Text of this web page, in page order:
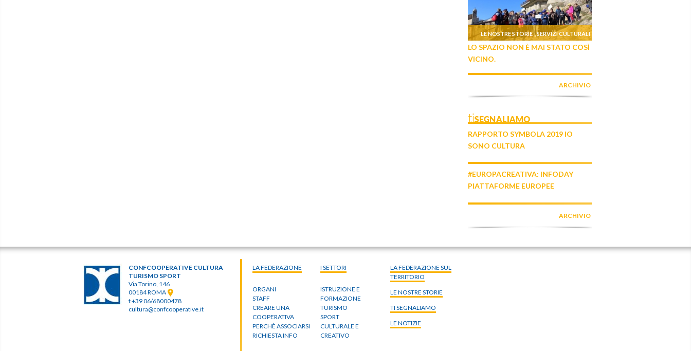
LE NOSTRE STORIE ,SERVIZI CULTURALI
LO SPAZIO NON È MAI STATO COSÌ
VICINO.
ARCHIVIO
tiSEGNALIAMO
RAPPORTO SYMBOLA 2019 IO
SONO CULTURA
#EUROPACREATIVA: INFODAY
PIATTAFORME EUROPEE
ARCHIVIO
LA FEDERAZIONE
ORGANI
STAFF
CREARE UNA
COOPERATIVA
PERCHÈ ASSOCIARSI
RICHIESTA INFO
LA FEDERAZIONE SUL
TERRITORIO
I SETTORI
ISTRUZIONE E
FORMAZIONE
TURISMO
SPORT
CULTURALE E
CREATIVO
LE NOSTRE STORIE
TI SEGNALIAMO
LE NOTIZIE
CONFCOOPERATIVE CULTURA
TURISMO SPORT
Via Torino, 146
00184 ROMA
t +39 06/68000478
cultura@confcooperative.it